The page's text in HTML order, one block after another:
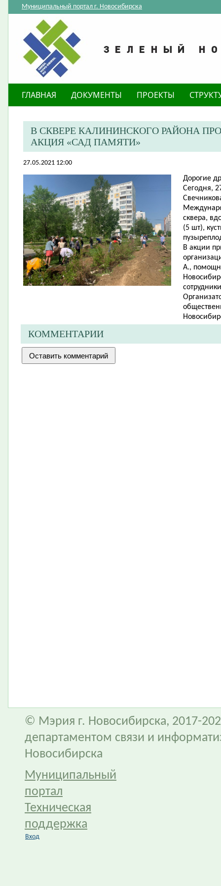
Муниципальный портал г. Новосибирска
ГЛАВНАЯ ДОКУМЕНТЫ ПРОЕКТЫ
В СКВЕРЕ КАЛИНИНСКОГО РАЙОНА
АКЦИЯ «САД ПАМЯТИ»
27.05.2021 12:00
Дорогие
Сегодня,
сквера,
(5 шт),
В акции
А.,
сотрудники
КОММЕНТАРИИ
© Мэрия г. Новосибирска, 2017-
департаментом связи и
Новосибирска
Муниципальный
портал
Техническая
поддержка
Вход